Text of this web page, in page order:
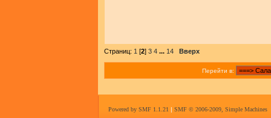
Страниц: 1 [2] 3 4 ... 14 Вверх
Перейти в:
Powered by SMF 1.1.21 | SMF © 2006-2009, Simple Machines